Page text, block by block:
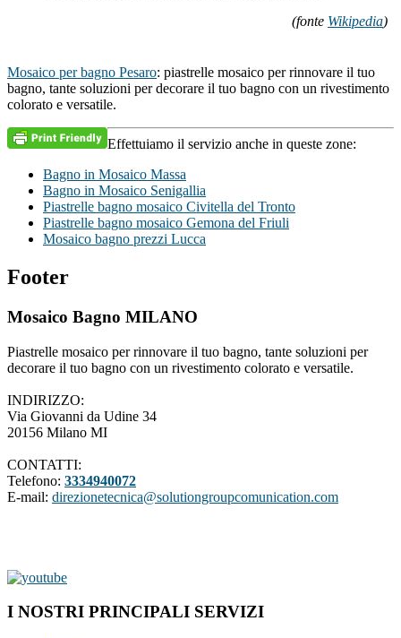
(fonte Wikipedia)
Mosaico per bagno Pesaro: piastrelle mosaico per rinnovare il tuo
bagno, tante soluzioni per decorare il tuo bagno con un rivestimento
colorato e versatile.
Effettuiamo il servizio anche in queste zone:
Bagno in Mosaico Massa
Bagno in Mosaico Senigallia
Piastrelle bagno mosaico Civitella del Tronto
Piastrelle bagno mosaico Gemona del Friuli
Mosaico bagno prezzi Lucca
Footer
Mosaico Bagno MILANO
Piastrelle mosaico per rinnovare il tuo bagno, tante soluzioni per
decorare il tuo bagno con un rivestimento colorato e versatile.
INDIRIZZO:
Via Giovanni da Udine 34
20156 Milano MI
CONTATTI:
Telefono: 3334940072
E-mail: direzionetecnica@solutiongroupcomunication.com
I NOSTRI PRINCIPALI SERVIZI